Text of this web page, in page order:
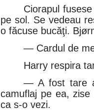
Ciorapul
pe sol. Se vedeau
o făcuse bucăţi.
— Cardul de
Harry respira
— A fost tare
camuflaj pe ea,
ca s‑o vezi.